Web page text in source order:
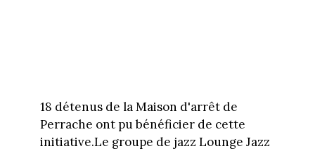
18 détenus de la Maison d'arrêt de
Perrache ont pu bénéficier de cette
initiative.Le groupe de jazz Lounge Jazz